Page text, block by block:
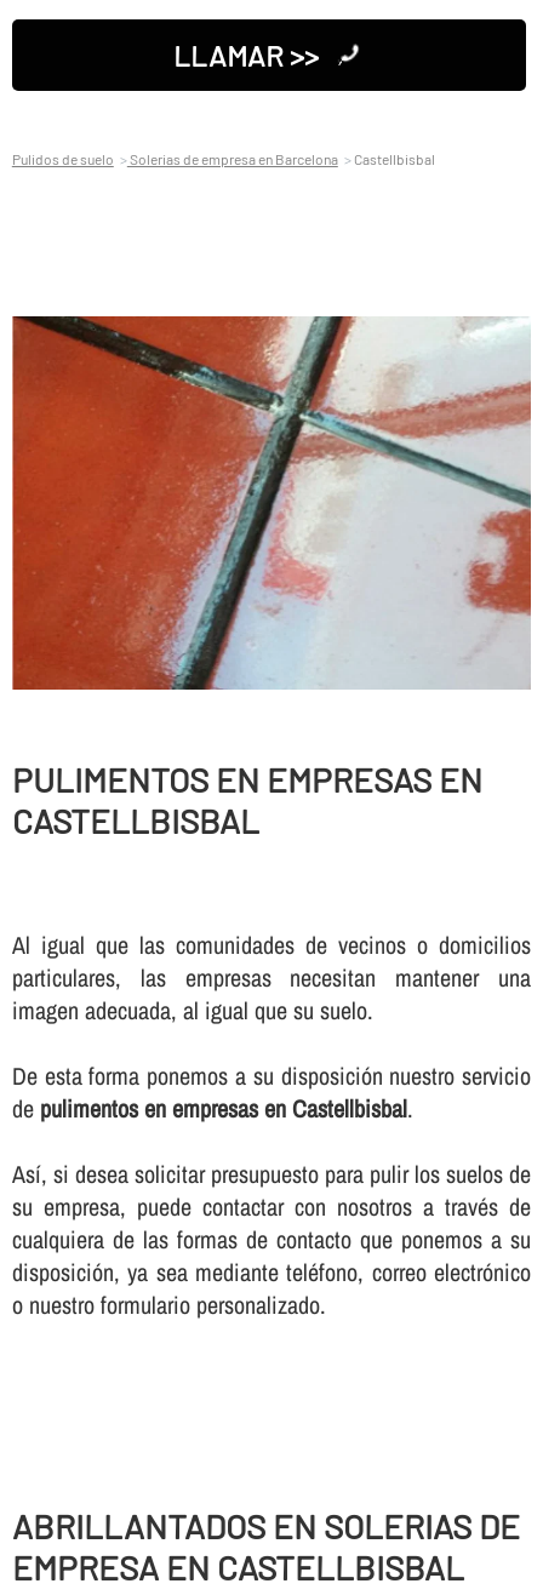
LLAMAR >>
Pulidos de suelo Solerias de empresa en Barcelona Castellbisbal
PULIMENTOS EN EMPRESAS EN
CASTELLBISBAL
Al igual que las comunidades de vecinos o domicilios
particulares, las empresas necesitan mantener una
imagen adecuada, al igual que su suelo.
De esta forma ponemos a su disposición nuestro servicio
de pulimentos en empresas en Castellbisbal.
Así­, si desea solicitar presupuesto para pulir los suelos de
su empresa, puede contactar con nosotros a través de
cualquiera de las formas de contacto que ponemos a su
disposición, ya sea mediante teléfono, correo electrónico
o nuestro formulario personalizado.
ABRILLANTADOS EN SOLERIAS DE
EMPRESA EN CASTELLBISBAL